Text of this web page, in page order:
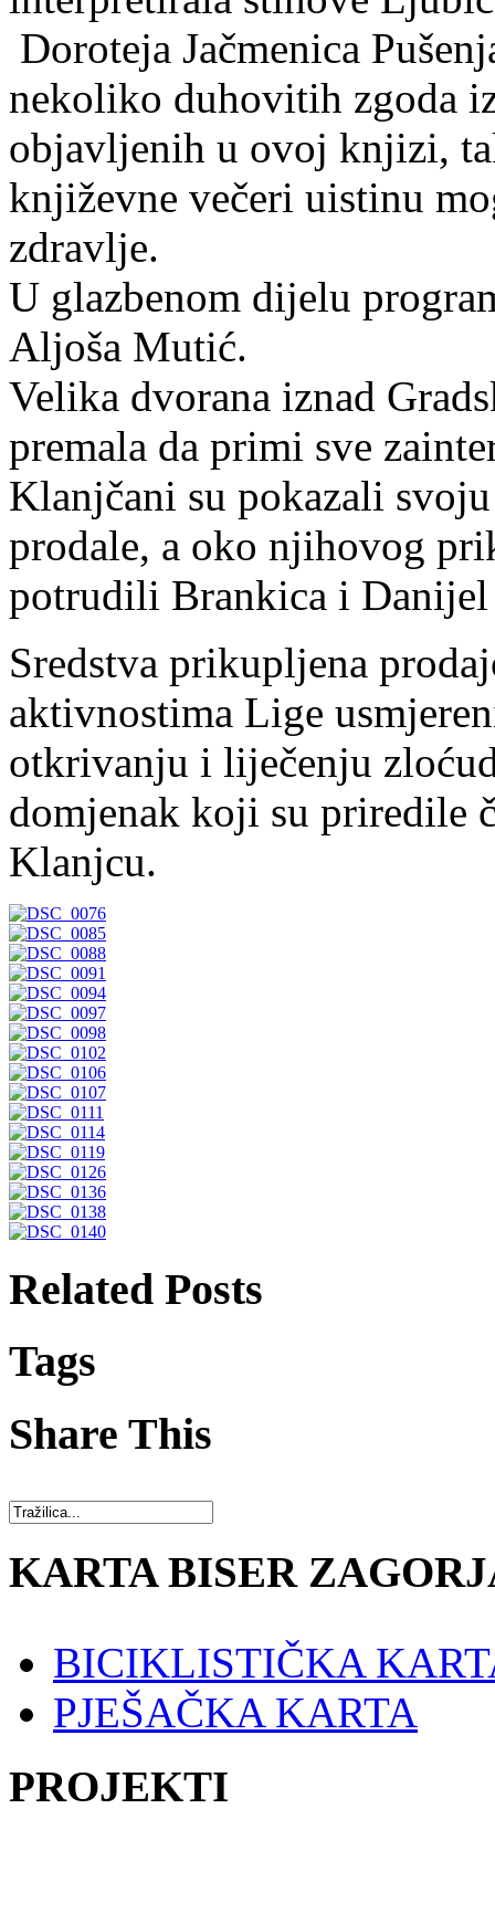
Doroteja Jačmenica
nekoliko duhovitih zgoda
objavljenih u ovoj knjizi,
književne večeri uistinu
zdravlje.
U glazbenom dijelu
Aljoša Mutić.
Velika dvorana iznad
premala da primi sve
Klanjčani su pokazali
prodale, a oko njihovog
potrudili Brankica i
Sredstva prikupljena
aktivnostima Lige
otkrivanju i liječenju
domjenak koji su priredile
Klanjcu.
Related Posts
Tags
Share This
KARTA BISER
BICIKLISTIČKA
PJEŠAČKA KARTA
PROJEKTI